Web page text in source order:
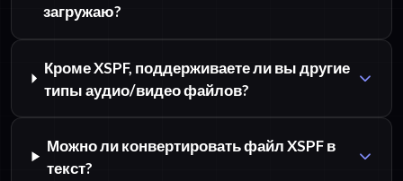
загружаю?
Кроме XSPF, поддерживаете ли вы другие
типы аудио/видео файлов?
Можно ли конвертировать файл XSPF в
текст?